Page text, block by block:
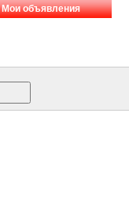
Мои объявления